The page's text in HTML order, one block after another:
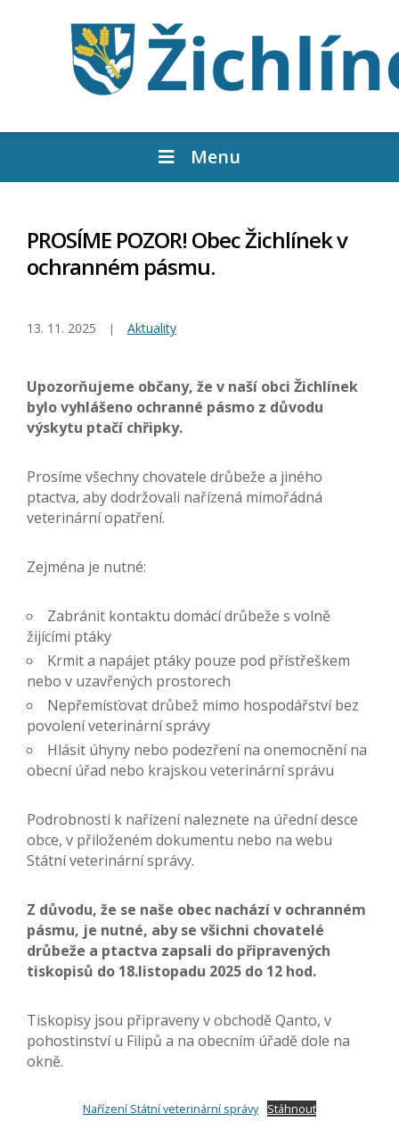
Menu
PROSÍME POZOR! Obec Žichlínek v
ochranném pásmu.
13. 11. 2025 Aktuality
Upozorňujeme občany, že v naší obci Žichlínek
bylo vyhlášeno ochranné pásmo z důvodu
výskytu ptačí chřipky.
Prosíme všechny chovatele drůbeže a jiného
ptactva, aby dodržovali nařízená mimořádná
veterinární opatření.
Zejména je nutné:
Zabránit kontaktu domácí drůbeže s volně
žijícími ptáky
Krmit a napájet ptáky pouze pod přístřeškem
nebo v uzavřených prostorech
Nepřemísťovat drůbež mimo hospodářství bez
povolení veterinární správy
Hlásit úhyny nebo podezření na onemocnění na
obecní úřad nebo krajskou veterinární správu
Podrobnosti k nařízení naleznete na úřední desce
obce, v přiloženém dokumentu nebo na webu
Státní veterinární správy.
Z důvodu, že se naše obec nachází v ochranném
pásmu, je nutné, aby se všichni chovatelé
drůbeže a ptactva zapsali do připravených
tiskopisů do 18.listopadu 2025 do 12 hod.
Tiskopisy jsou připraveny v obchodě Qanto, v
pohostinství u Filipů a na obecním úřadě dole na
okně.
Nařízení Státní veterinární správy Stáhnout